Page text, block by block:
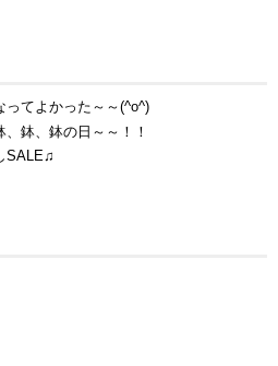
ってよかった～～(^o^)
鉢、鉢の日～～！！
SALE♫